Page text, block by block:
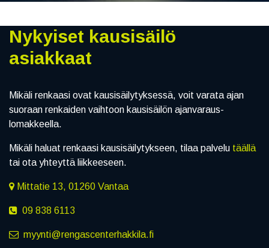
Nykyiset kausisäilö
asiakkaat
Mikäli renkaasi ovat kausisäilytyksessä, voit varata ajan
suoraan renkaiden vaihtoon kausisäilön ajanvaraus-
lomakkeella.
Mikäli haluat renkaasi kausisäilytykseen, tilaa palvelu täällä
tai ota yhteyttä liikkeeseen.
Mittatie 13, 01260 Vantaa
09 838 6113
myynti@rengascenterhakkila.fi